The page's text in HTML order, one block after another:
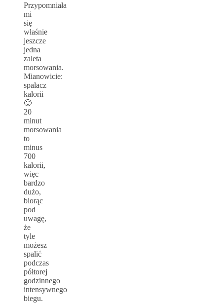
Przypomniała
mi
się
właśnie
jeszcze
jedna
zaleta
morsowania.
Mianowicie:
spalacz
kalorii
🙂
20
minut
morsowania
to
minus
700
kalorii,
więc
bardzo
dużo,
biorąc
pod
uwagę,
że
tyle
możesz
spalić
podczas
półtorej
godzinnego
intensywnego
biegu.